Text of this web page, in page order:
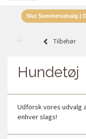
Slut Sommerudsalg |
Tilbehør
Hundetøj
Udforsk vores udvalg
enhver slags!